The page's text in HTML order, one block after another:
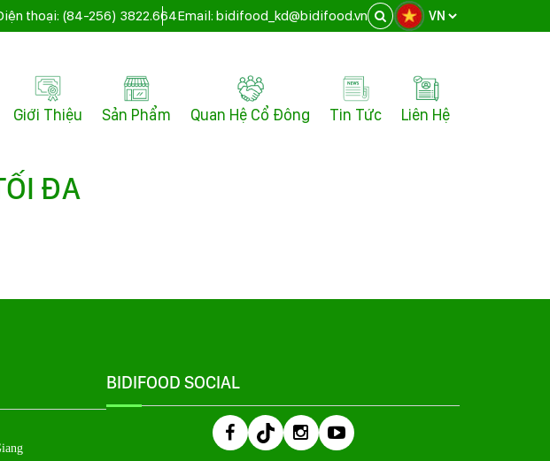
thoại: (84-256) 3822.664Email: bidifood_kd@bidifood.vn
Giới Thiệu Sản Phẩm Quan Hệ Cổ Đông Tin Tức Liên Hệ
ĐA
BIDIFOOD SOCIAL